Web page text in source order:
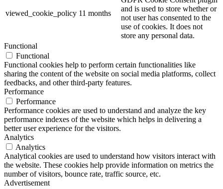
viewed_cookie_policy 11 months
and is used to store whether or
not user has consented to the
use of cookies. It does not
store any personal data.
Functional
Functional
Functional cookies help to perform certain functionalities like
sharing the content of the website on social media platforms, collect
feedbacks, and other third-party features.
Performance
Performance
Performance cookies are used to understand and analyze the key
performance indexes of the website which helps in delivering a
better user experience for the visitors.
Analytics
Analytics
Analytical cookies are used to understand how visitors interact with
the website. These cookies help provide information on metrics the
number of visitors, bounce rate, traffic source, etc.
Advertisement